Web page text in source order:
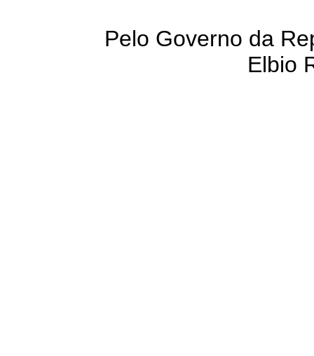
Pelo Governo da
Elbio